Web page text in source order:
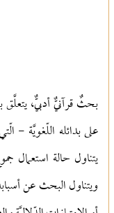
بحثٌ قرآنيٌّ أدبيٌّ, يتعلَّق
على بدائله اللّغويَّة -
يتناول حالة استعمال
ويتناول البحث عن